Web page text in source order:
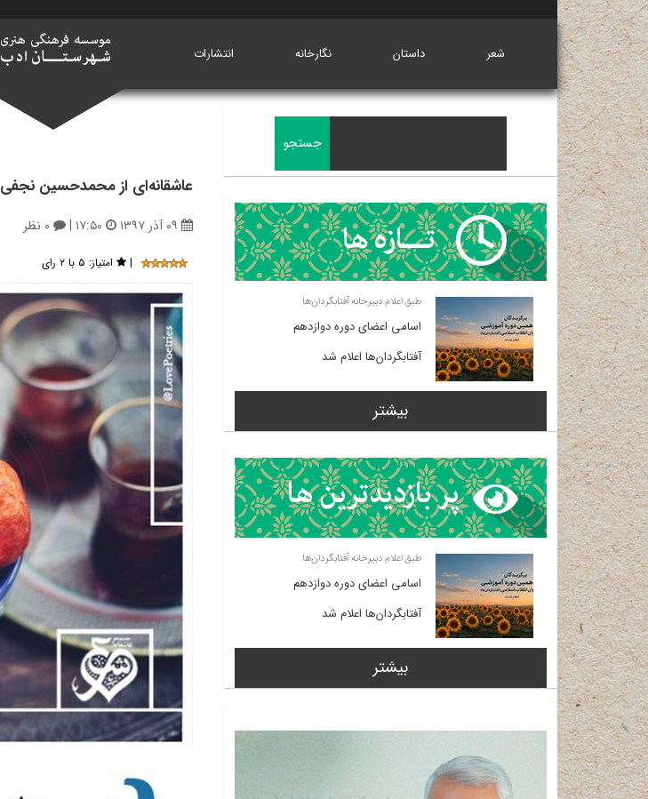
شعر داستان نگارخانه انتشارات خانه
عاشقانه‌ای از محمدحسین نجفی
۰۹ آذر ۱۳۹۷ ۱۷:۵۰ | ۰ نظر
| امتیاز: ۵ با ۲ رای
طبق اعلام دبیرخانه آفتابگردان‌ها
اسامی اعضای دوره دوازدهم
آفتابگردان‌ها اعلام شد
بیشتر
طبق اعلام دبیرخانه آفتابگردان‌ها
اسامی اعضای دوره دوازدهم
آفتابگردان‌ها اعلام شد
بیشتر